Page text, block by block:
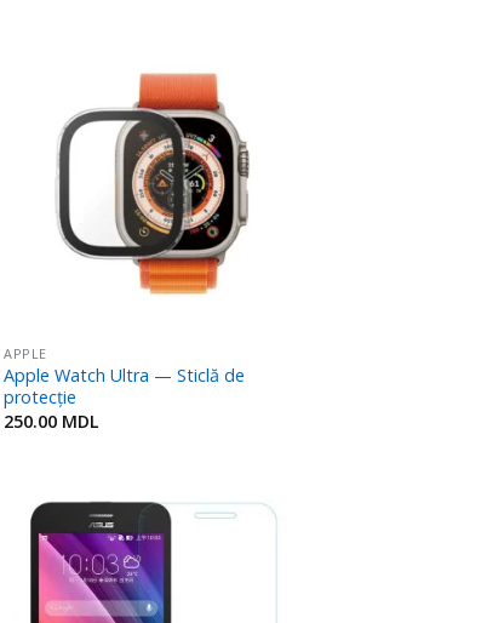
Favorite
APPLE
Apple Watch Ultra — Sticlă de
protecție
250.00 MDL